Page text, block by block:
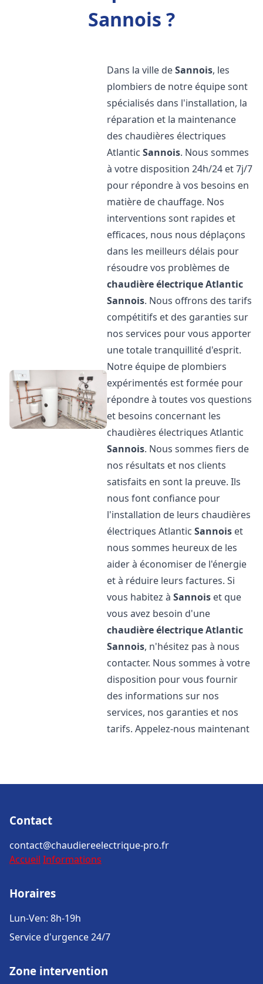
Sannois ?
Dans la ville deSannois, les
plombiers de notre équipe sont
spécialisés dans l'installation, la
réparation et la maintenance
des chaudières électriques
AtlanticSannois. Nous sommes
à votre disposition 24h/24 et 7j/7
pour répondre à vos besoins en
matière de chauffage. Nos
interventions sont rapides et
efficaces, nous nous déplaçons
dans les meilleurs délais pour
résoudre vos problèmes de
chaudière électrique Atlantic
Sannois. Nous offrons des tarifs
compétitifs et des garanties sur
nos services pour vous apporter
une totale tranquillité d'esprit.
Notre équipe de plombiers
expérimentés est formée pour
répondre à toutes vos questions
et besoins concernant les
chaudières électriques Atlantic
Sannois. Nous sommes fiers de
nos résultats et nos clients
satisfaits en sont la preuve. Ils
nous font confiance pour
l'installation de leurs chaudières
électriques AtlanticSannois et
nous sommes heureux de les
aider à économiser de l'énergie
et à réduire leurs factures. Si
vous habitez àSannois et que
vous avez besoin d'une
chaudière électrique Atlantic
Sannois, n'hésitez pas à nous
contacter. Nous sommes à votre
disposition pour vous fournir
des informations sur nos
services, nos garanties et nos
tarifs. Appelez-nous maintenant
Contact
contact@chaudiereelectrique-pro.fr
Accueil Informations
Horaires
Lun-Ven: 8h-19h
Service d'urgence 24/7
Zone intervention